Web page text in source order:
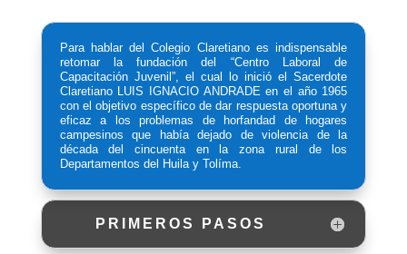
Para hablar del Colegio Claretiano es indispensable
retomar la fundación del “Centro Laboral de
Capacitación Juvenil”, el cual lo inició el Sacerdote
Claretiano LUIS IGNACIO ANDRADE en el año 1965
con el objetivo específico de dar respuesta oportuna y
eficaz a los problemas de horfandad de hogares
campesinos que había dejado de violencia de la
década del cincuenta en la zona rural de los
Departamentos del Huila y Tolíma.
PRIMEROS PASOS